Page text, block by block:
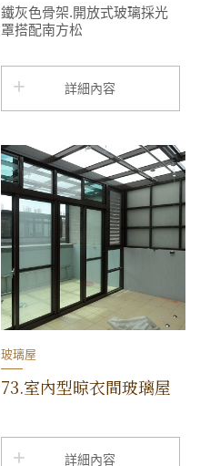
鐵灰色骨架.開放式玻璃採光
罩搭配南方松
詳細內容
玻璃屋
73.室內型晾衣間玻璃屋
詳細內容